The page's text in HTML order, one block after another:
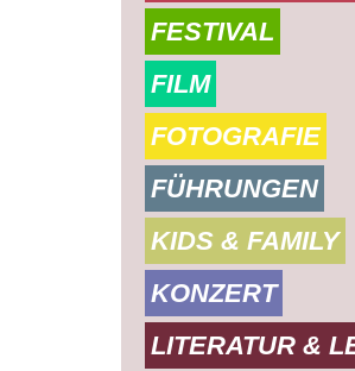
FESTIVAL
FILM
FOTOGRAFIE
FÜHRUNGEN
KIDS & FAMILY
KONZERT
LITERATUR &